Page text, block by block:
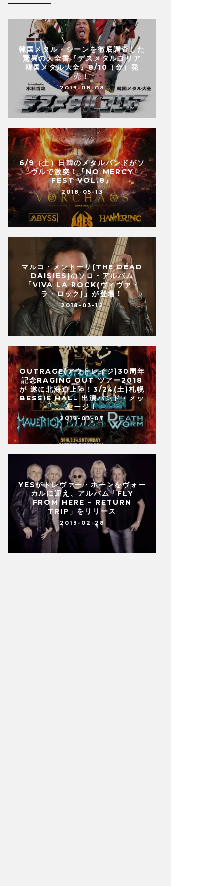
韓国メタル・シーンを徹底調査した
驚異の大全書『デスメタルコリア
韓国メタル大全』8/10（金）発
売！
2018-08-08
6/9（土）日韓のメタルバンドがソ
ウルで激突！『NO MERCY
FEST VOL.8』
2018-05-13
マルコ・メンドーサ(THE DEAD
DAISIES)のソロ・アルバム
「VIVA LA ROCK(ヴィヴァ・
ラ・ロック)」が登場！
2018-03-12
OUTRAGE(アウトレイジ)30周年
記念RAGING OUT ツアー2018
が 遂に北海道上陸！3/24(土)札幌
BESSIE HALL 出演バンド・メッ
セージ！
2018-03-07
YESがトレヴァー・ホーンをヴォー
カルに迎え、アルバム「FLY
FROM HERE – RETURN
TRIP」をリリース
2018-02-28